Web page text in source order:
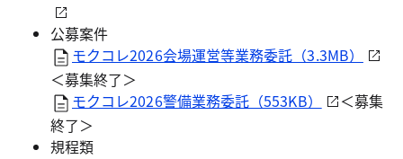
公募案件
モクコレ2026会場運営等業務委託（3.3MB）
＜募集終了＞
モクコレ2026警備業務委託（553KB）
＜募集
終了＞
規程類